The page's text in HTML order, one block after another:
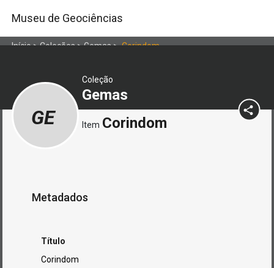
Museu de Geociências
Início>Coleções>Gemas>Corindom
Coleção
Gemas
GE Item Corindom
Metadados
Título
Corindom